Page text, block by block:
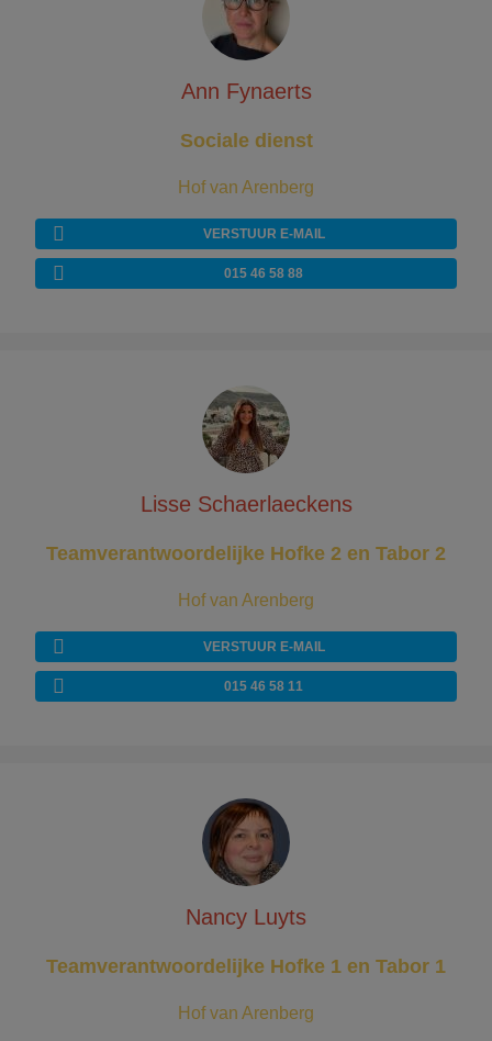
Ann Fynaerts
Sociale dienst
Hof van Arenberg
VERSTUUR E-MAIL
015 46 58 88
Lisse Schaerlaeckens
Teamverantwoordelijke Hofke 2 en Tabor 2
Hof van Arenberg
VERSTUUR E-MAIL
015 46 58 11
Nancy Luyts
Teamverantwoordelijke Hofke 1 en Tabor 1
Hof van Arenberg